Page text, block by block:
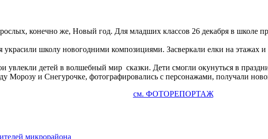
конечно же, Новый год. Для младших классов 26 декабря в школе
украсили школу новогодними композициями. Засверкали елки на этажах
увлекли детей в волшебный мир сказки. Дети смогли окунуться в
Морозу и Снегурочке, фотографировались с персонажами, получали
см. ФОТОРЕПОРТАЖ
микрорайона